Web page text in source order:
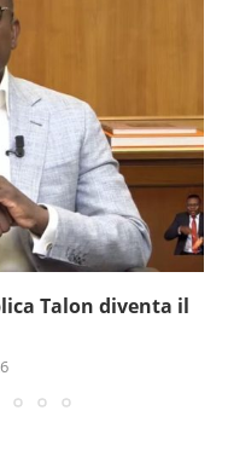
Talon diventa il